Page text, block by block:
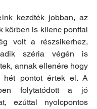
kezdték jobban, az
körben is kilenc ponttal
volt a részsikerhez,
széria végén is
annak ellenére hogy
hét pontot értek el. A
folytatódott a jó
ezúttal nyolcpontos